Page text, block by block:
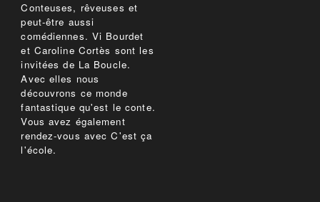
Conteuses, rêveuses et
peut-être aussi
comédiennes. Vi Bourdet
et Caroline Cortès sont les
invitées de La Boucle.
Avec elles nous
découvrons ce monde
fantastique qu'est le conte.
Vous avez également
rendez-vous avec C'est ça
l'école.